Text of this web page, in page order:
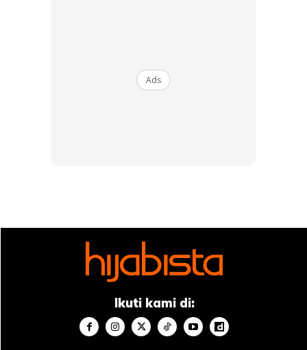
Setelah mencuci dan membersihkan wajah, lanjutkan
dengan mengoleskan kapas atau sembur wajah dengan air
mineral. Saat wajah dalam keadaan hampir kering barulah
pakai pelembap wajah. Ini adalah cara jimat dalam
menggunakan air mineral yang dapat membantu untuk
mendapatkan tampilan kulit wajah yang lebih baik.
Ads
Ikuti kami di: